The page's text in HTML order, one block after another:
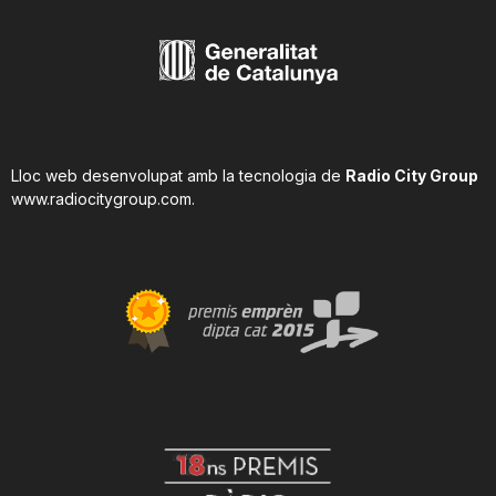
Lloc web desenvolupat amb la tecnologia de Radio City Group
www.radiocitygroup.com.